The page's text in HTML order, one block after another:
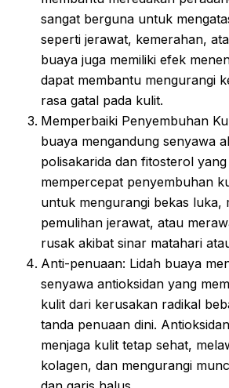
sangat berguna untuk
seperti jerawat, kemerahan,
buaya juga memiliki efek
dapat membantu mengurangi
rasa gatal pada kulit.
Memperbaiki Penyembuhan
buaya mengandung senyawa
polisakarida dan fitosterol
mempercepat penyembuhan
untuk mengurangi bekas luka,
pemulihan jerawat, atau
rusak akibat sinar matahari
Anti-penuaan: Lidah buaya
senyawa antioksidan yang
kulit dari kerusakan radikal
tanda penuaan dini.
menjaga kulit tetap sehat,
kolagen, dan mengurangi